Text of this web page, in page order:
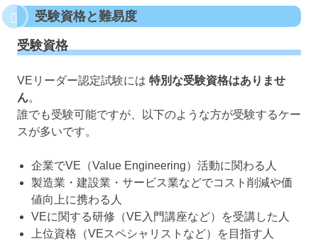
受験資格と難易度
受験資格
VEリーダー認定試験には 特別な受験資格はありませ
ん。
誰でも受験可能ですが、以下のような方が受験するケー
スが多いです。
企業でVE（Value Engineering）活動に関わる人
製造業・建設業・サービス業などでコスト削減や価
値向上に携わる人
VEに関する研修（VE入門講座など）を受講した人
上位資格（VEスペシャリストなど）を目指す人